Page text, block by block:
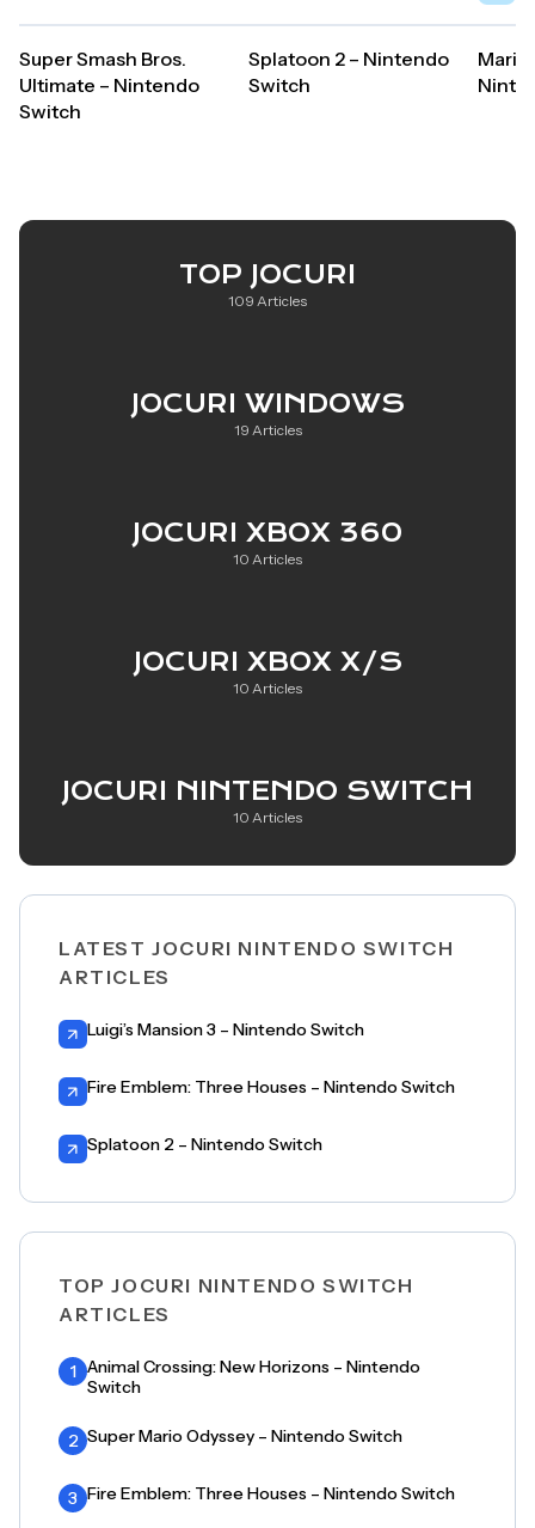
Super Smash Bros.
Ultimate – Nintendo
Switch
Splatoon 2 – Nintendo
Switch
Mario
TOP JOCURI
109 Articles
JOCURI WINDOWS
19 Articles
JOCURI XBOX 360
10 Articles
JOCURI XBOX X/S
10 Articles
JOCURI NINTENDO SWITCH
10 Articles
LATEST JOCURI NINTENDO SWITCH
ARTICLES
Luigi’s Mansion 3 – Nintendo Switch
Fire Emblem: Three Houses – Nintendo Switch
Splatoon 2 – Nintendo Switch
TOP JOCURI NINTENDO SWITCH
ARTICLES
1 Animal Crossing: New Horizons – Nintendo
Switch
2 Super Mario Odyssey – Nintendo Switch
3 Fire Emblem: Three Houses – Nintendo Switch